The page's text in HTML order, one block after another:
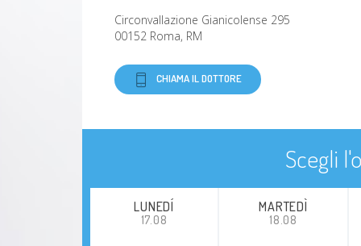
Disturbi della personalità
Somatizzazione
Circonvallazione Gianicolense 295
00152 Roma, RM
CHIAMA IL DOTTORE
Scegli
LUNEDÍ
17.08
MARTEDÌ
18.08